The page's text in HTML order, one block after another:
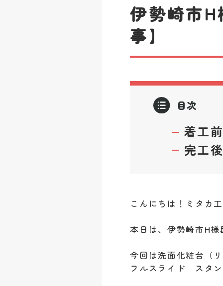
伊勢崎市
事】
目次
着工
完工
こんにちは！ミタカ
本日は、伊勢崎市H
今回は洗面化粧台（
フルスライド スタ